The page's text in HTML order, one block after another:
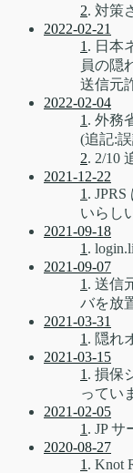
2. 対策
2022-02-21
1 . 日本
員の隠
送信元
2022-02-04
1 . 外務
(追記:
2. 2/10
2021-12-22
1 .
いらし
2021-09-18
1 .
2021-09-07
1 . 送信
バを放
2021-03-31
1 . 隠れ
2021-03-15
1 . 損保
ってい
2021-02-05
1 . JP
2020-08-27
1 . Knot